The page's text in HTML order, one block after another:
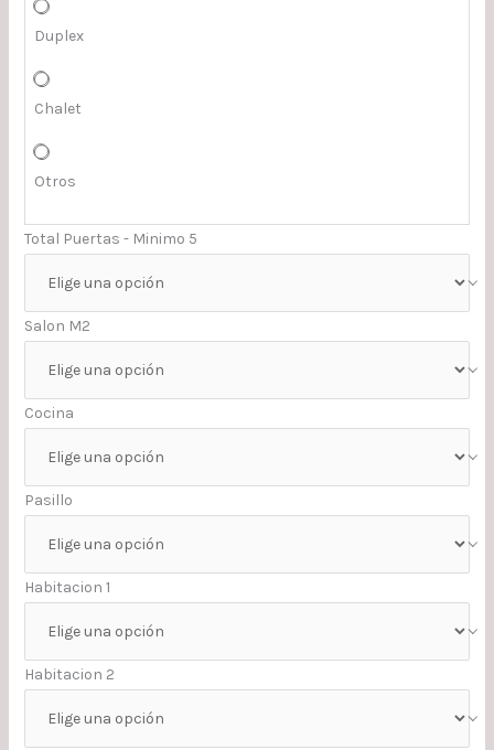
Duplex
Chalet
Otros
Total Puertas - Minimo 5
Salon M2
Cocina
Pasillo
Habitacion 1
Habitacion 2